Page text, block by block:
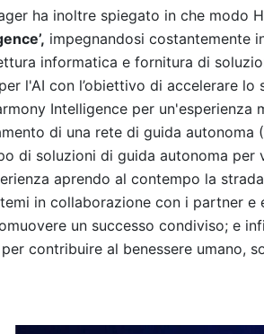
ha inoltre spiegato in che modo
impegnandosi costantemente
informatica e fornitura di
l'AI con l’obiettivo di accelerare
Intelligence per
di una rete di guida autonoma
di soluzioni di guida autonoma
aprendo al contempo la
in collaborazione con i partner
un successo condiviso; e
contribuire al benessere umano,